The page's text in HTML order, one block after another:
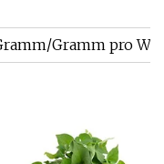
Gramm pro